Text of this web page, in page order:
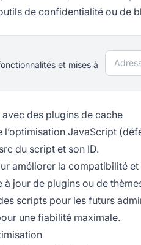
de confidentialité ou de
et mises à
des plugins de cache
JavaScript
du script et son ID.
améliorer la compatibilité
jour de plugins ou de
scripts pour les futurs
une fiabilité maximale.